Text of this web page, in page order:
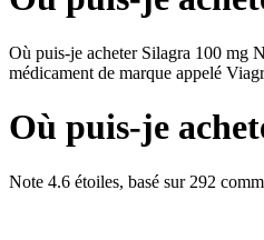
Où puis-je acheter Silagra 100 mg
médicament de marque appelé
Où puis-je
Note 4.6 étoiles, basé sur 292